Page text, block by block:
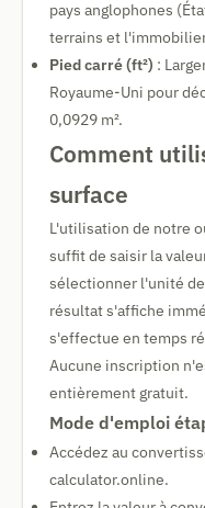
pays anglophones
terrains et
Pied carré (ft²) :
Royaume-Uni pour
0,0929 m².
Comment
surface
L'utilisation de notre
suffit de saisir la
sélectionner l'unité
résultat s'affiche
s'effectue en temps
Aucune inscription
entièrement gratuit.
Mode d'emploi
Accédez au
calculator.online.